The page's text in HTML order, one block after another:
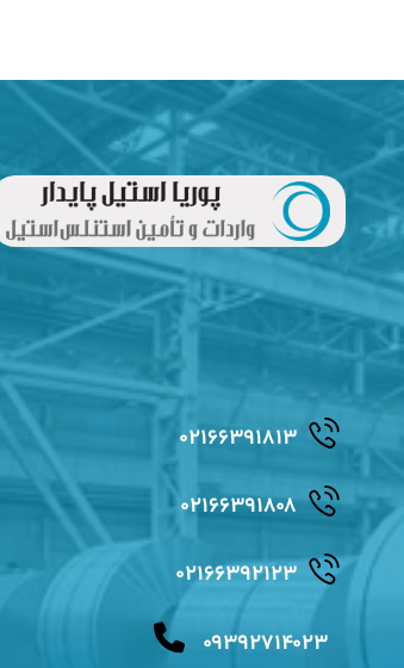
۰۲۱۶۶۳۹۱۸۱۳
۰۲۱۶۶۳۹۱۸۰۸
۰۲۱۶۶۳۹۲۱۲۳
۰۹۳۹۲۷۱۴۰۲۳